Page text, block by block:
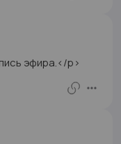
эфира.</p>